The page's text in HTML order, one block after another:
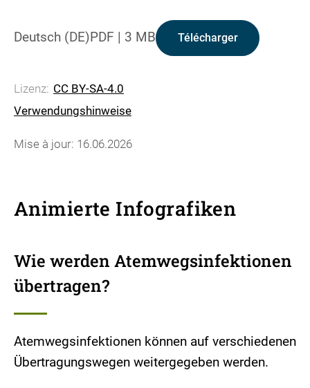
Deutsch (DE)PDF | 3 MB Télécharger
Lizenz: CC BY-SA-4.0
Verwendungshinweise
Mise à jour: 16.06.2026
Animierte Infografiken
Wie werden Atemwegsinfektionen
übertragen?
Atemwegsinfektionen können auf verschiedenen
Übertragungswegen weitergegeben werden.